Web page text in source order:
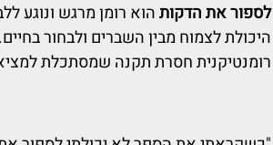
לספור את הדקותהוא רומן מרגש ונוגע
היכולת לצמוח מבין השברים ולבחור
רומנטיקנית חסרת תקנה שמסתכלת